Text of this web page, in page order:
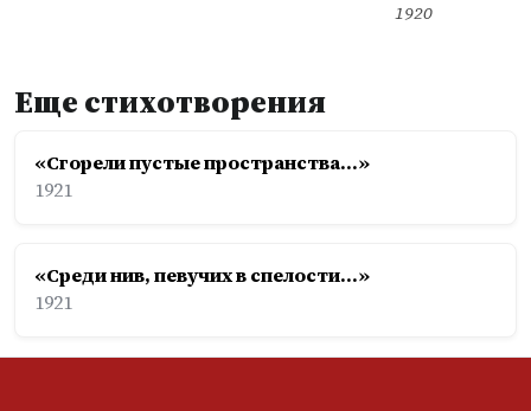
1920
Еще стихотворения
«Сгорели пустые пространства...»
1921
«Среди нив, певучих в спелости...»
1921